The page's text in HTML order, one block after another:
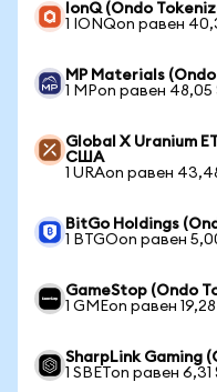
IonQ (Ondo
1 IONQon равен
MP Materials
1 MPon равен 48,05
Global X Uranium
США
1 URAon равен
BitGo Holdings
1 BTGOon равен
GameStop (Ondo
1 GMEon равен 19,28
SharpLink Gaming
1 SBETon равен 6,31